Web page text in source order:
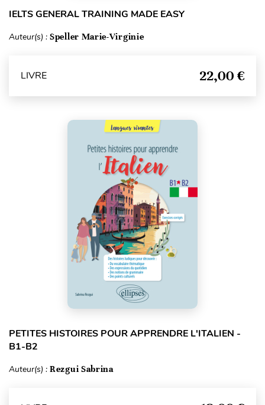
IELTS GENERAL TRAINING MADE EASY
Auteur(s) : Speller Marie-Virginie
LIVRE 22,00 €
PETITES HISTOIRES POUR APPRENDRE L'ITALIEN -
B1-B2
Auteur(s) : Rezgui Sabrina